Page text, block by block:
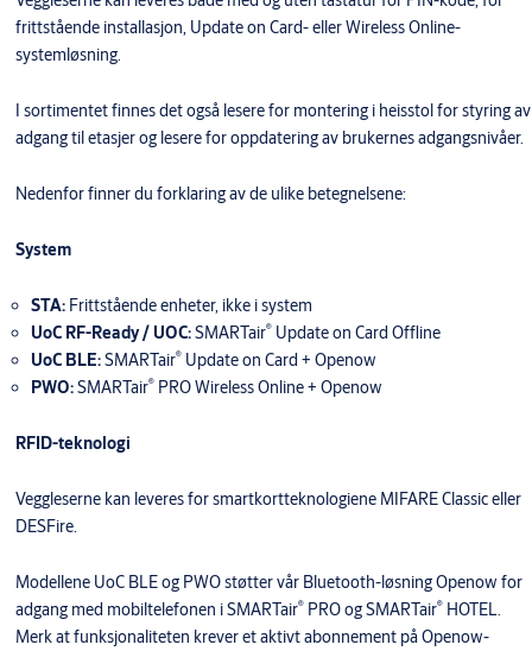
frittstående installasjon, Update on Card- eller Wireless Online-
systemløsning.
I sortimentet finnes det også lesere for montering i heisstol for styring av
adgang til etasjer og lesere for oppdatering av brukernes adgangsnivåer.
Nedenfor finner du forklaring av de ulike betegnelsene:
System
STA: Frittstående enheter, ikke i system
UoC RF-Ready / UOC:SMARTair®Update on Card Offline
UoC BLE:SMARTair®Update on Card + Openow
PWO:SMARTair®PRO Wireless Online + Openow
RFID-teknologi
Veggleserne kan leveres for smartkortteknologiene MIFARE Classic eller
DESFire.
Modellene UoC BLE og PWO støtter vår Bluetooth-løsning Openow for
adgang med mobiltelefonen i SMARTair®PRO og SMARTair®HOTEL.
Merk at funksjonaliteten krever et aktivt abonnement på Openow-